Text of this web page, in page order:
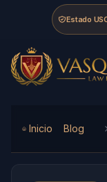
Skip to main content
Skip to navigation
Skip to footer
Estado
Vasquez Law Firm
Inicio Blog